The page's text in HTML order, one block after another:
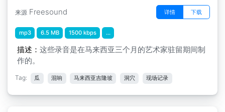
来源 Freesound 详情 下载
mp3 6.5 MB 1500 kbps ...
描述： 这些录音是在马来西亚三个月的艺术家驻留期间制
作的。
Tag: 瓜 混响 马来西亚吉隆坡 洞穴 现场记录